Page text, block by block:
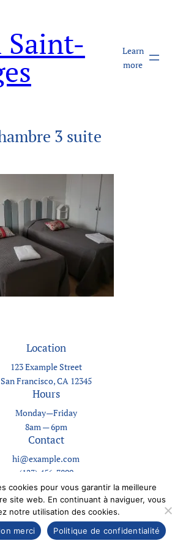
Learn
more
3 suite
Location
123 Example Street
San Francisco, CA 12345
Hours
Monday—Friday
8am — 6pm
Contact
hi@example.com
(123) 456-7890
withWordPress
cookies pour vous garantir la meilleure
site web. En continuant à naviguer, vous
notre utilisation des cookies.
merci Politique de confidentialité